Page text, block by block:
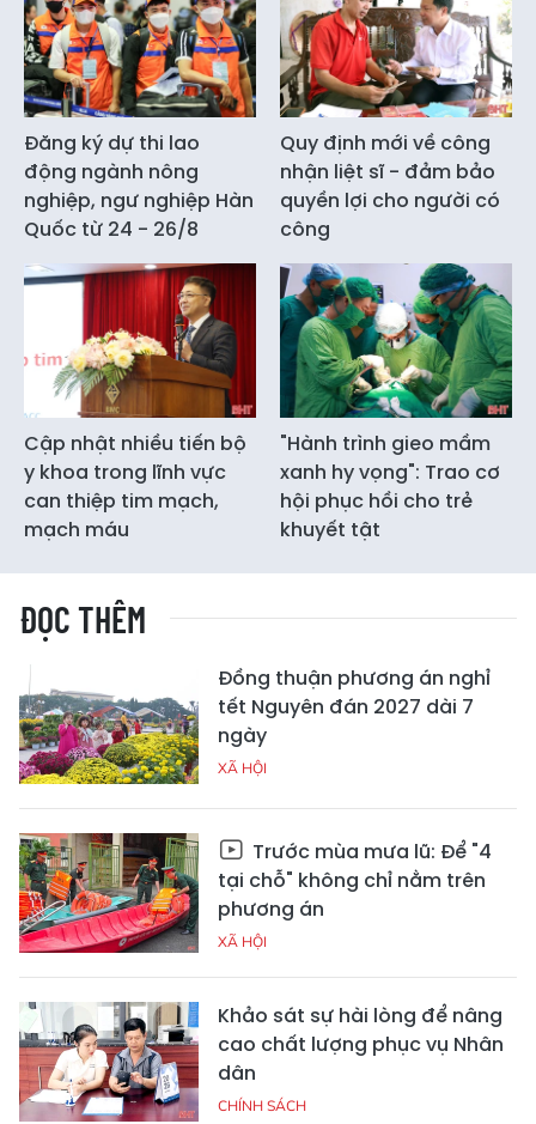
Đăng ký dự thi lao
động ngành nông
nghiệp, ngư nghiệp Hàn
Quốc từ 24 - 26/8
Quy định mới về công
nhận liệt sĩ - đảm bảo
quyền lợi cho người có
công
Cập nhật nhiều tiến bộ
y khoa trong lĩnh vực
can thiệp tim mạch,
mạch máu
"Hành trình gieo mầm
xanh hy vọng": Trao cơ
hội phục hồi cho trẻ
khuyết tật
ĐỌC THÊM
Đồng thuận phương án nghỉ
tết Nguyên đán 2027 dài 7
ngày
XÃ HỘI
Trước mùa mưa lũ: Để "4
tại chỗ" không chỉ nằm trên
phương án
XÃ HỘI
Khảo sát sự hài lòng để nâng
cao chất lượng phục vụ Nhân
dân
CHÍNH SÁCH